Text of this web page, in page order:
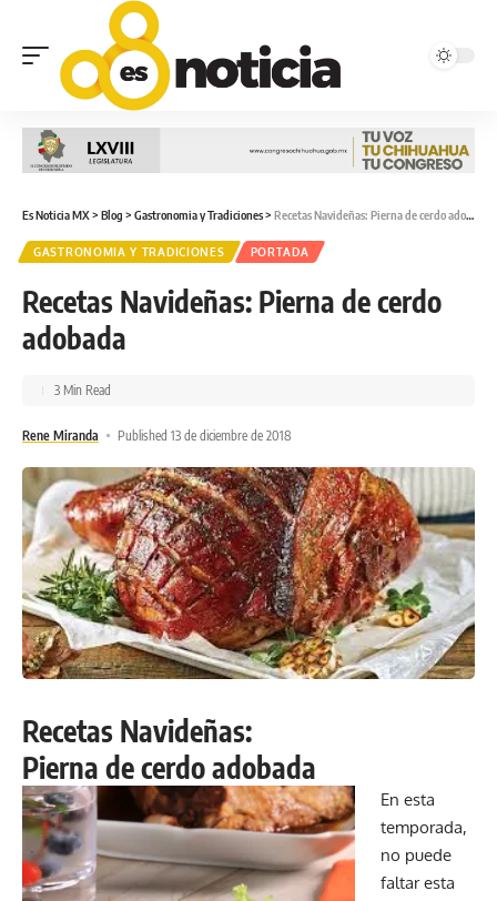
Es Noticia MX> Blog > Gastronomia y Tradiciones> Recetas Navideñas: Pierna de cerdo adobada
GASTRONOMIA Y TRADICIONES PORTADA
Recetas Navideñas: Pierna de cerdo
adobada
Rene Miranda Published 13 de diciembre de 2018
3 Min Read
Recetas Navideñas:
Pierna de cerdo adobada
En esta
temporada,
no puede
faltar esta